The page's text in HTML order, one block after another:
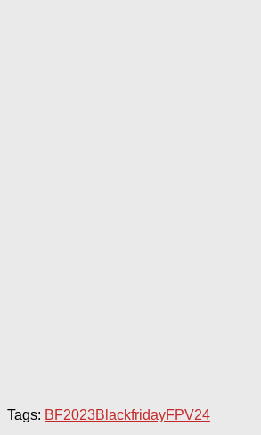
Tags: BF2023BlackfridayFPV24